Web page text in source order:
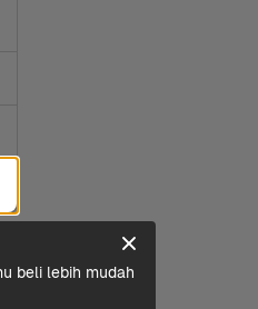
beli lebih mudah